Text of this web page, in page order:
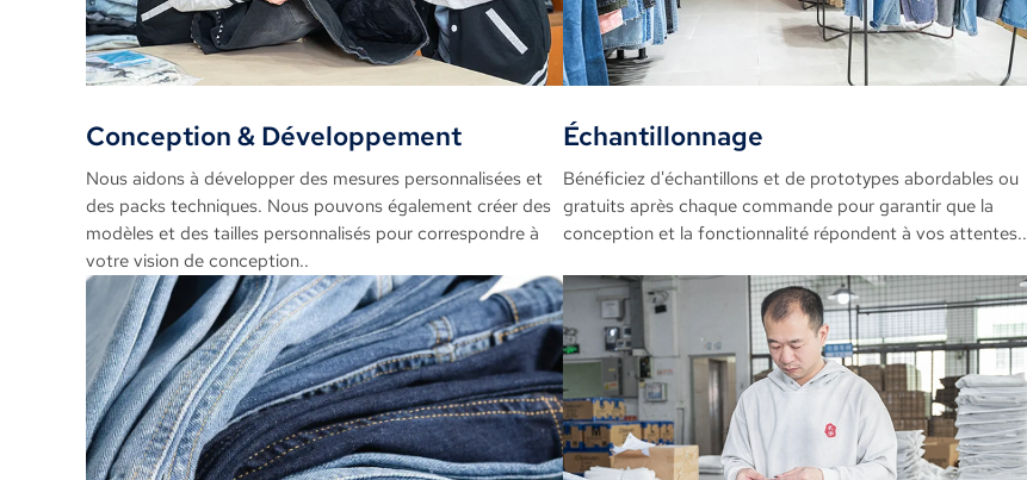
Conception & Développement
Nous aidons à développer des mesures personnalisées et
des packs techniques. Nous pouvons également créer des
modèles et des tailles personnalisés pour correspondre à
votre vision de conception..
Échantillonnage
Bénéficiez d'échantillons et de prototypes abordables ou
gratuits après chaque commande pour garantir que la
conception et la fonctionnalité répondent à vos attentes..